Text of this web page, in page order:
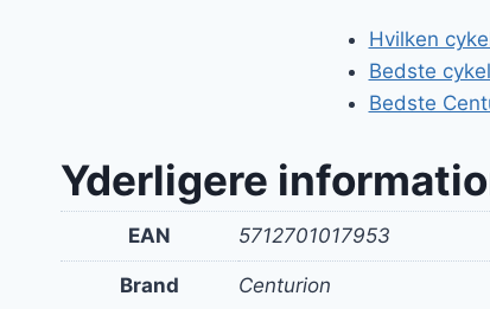
Hvilken
Bedste
Bedste
Yderligere
EAN 5712701017953
Brand Centurion